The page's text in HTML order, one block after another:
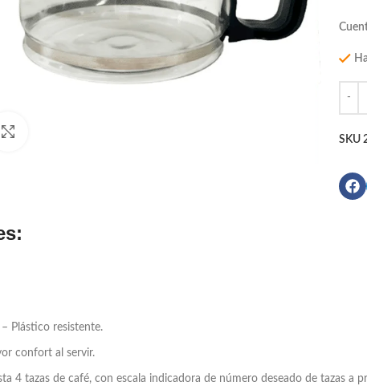
SKU
Plástico resistente.
confort al servir.
4 tazas de café, con escala indicadora de número deseado de tazas a